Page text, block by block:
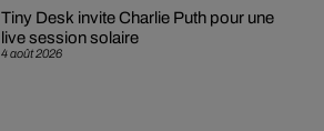
4 août 2026
Tiny Desk invite Charlie Puth pour une
live session solaire